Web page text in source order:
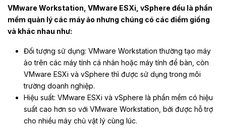
VMware Workstation , VMware ESXi, vSphere đều là phần
mềm quản lý các máy ảo nhưng chúng có các điểm giống
và khác nhau như:
Đối tượng sử dụng: VMware Workstation thường tạo máy
ảo trên các máy tính cá nhân hoặc máy tính để bàn, còn
VMware ESXi và vSphere thì được sử dụng trong môi
trường doanh nghiệp.
Hiệu suất: VMware ESXi và vSphere là phần mềm có hiệu
suất cao hơn so với VMware Workstation, bởi được hỗ trợ
cho nhiều máy chủ vật lý cùng lúc.